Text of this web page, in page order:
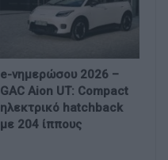
e-νημερώσου 2026 –
GAC Aion UT: Compact
ηλεκτρικό hatchback
με 204 ίππους